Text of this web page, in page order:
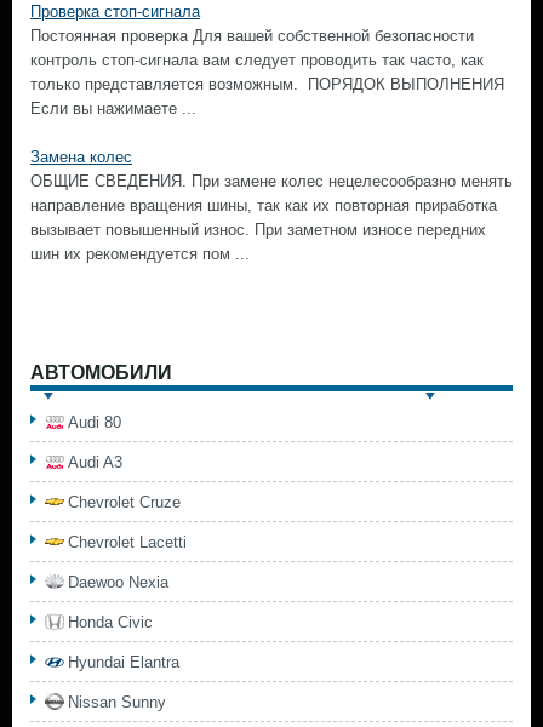
Проверка стоп-сигнала
Постоянная проверка Для вашей собственной безопасности
контроль стоп-сигнала вам следует проводить так часто, как
только представляется возможным. ПОРЯДОК ВЫПОЛНЕНИЯ
Если вы нажимаете ...
Замена колес
ОБЩИЕ СВЕДЕНИЯ. При замене колес нецелесообразно менять
направление вращения шины, так как их повторная приработка
вызывает повышенный износ. При заметном износе передних
шин их рекомендуется пом ...
АВТОМОБИЛИ
Audi 80
Audi A3
Chevrolet Cruze
Chevrolet Lacetti
Daewoo Nexia
Honda Civic
Hyundai Elantra
Nissan Sunny